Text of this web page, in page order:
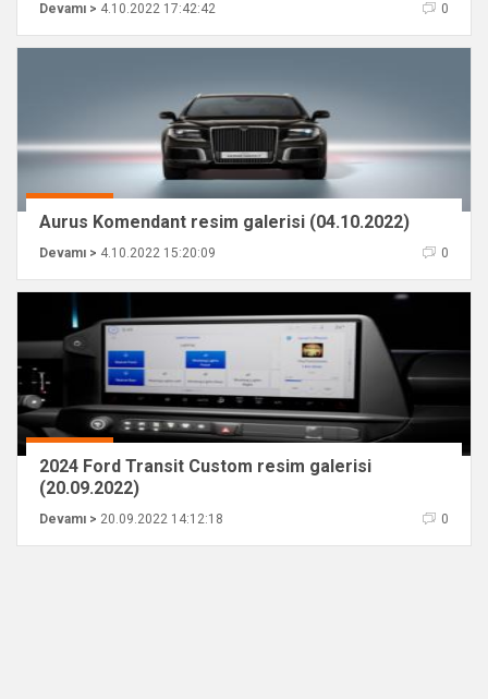
Devamı > 4.10.2022 17:42:42 0
Aurus Komendant resim galerisi (04.10.2022)
Devamı > 4.10.2022 15:20:09 0
2024 Ford Transit Custom resim galerisi
(20.09.2022)
Devamı > 20.09.2022 14:12:18 0